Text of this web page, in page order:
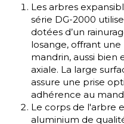
Les arbres
série DG-2000
dotées d’un
losange, offrant
mandrin, aussi bien
axiale. La large
assure une prise
adhérence au
Le corps de l'arbre
aluminium de